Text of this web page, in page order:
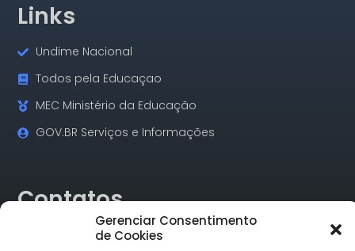
Gerenciar Consentimento
de Cookies
Links
Undime Nacional
Todos pela Educaçao
MEC Ministério da Educação
GOV.BR Serviços e Informações
Contatos
Rua Alagoas, 730 Sala 18 Funcionários Cep: 30.130-160